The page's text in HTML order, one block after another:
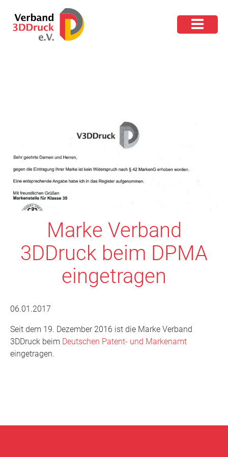
Marke Verband
3DDruck beim DPMA
eingetragen
06.01.2017
Seit dem 19. Dezember 2016 ist die Marke Verband
3DDruck beim Deutschen Patent- und Markenamt
eingetragen.